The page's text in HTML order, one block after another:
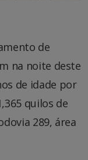
de
na noite deste
de idade por
quilos de
289, área